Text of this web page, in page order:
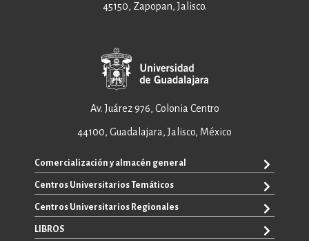
45150, Zapopan, Jalisco.
Av. Juárez 976, Colonia Centro
44100, Guadalajara, Jalisco, México
Comercialización y almacén general
+52 33 3640 6326
+52 33 3640 4595
ventas@editorial.udg.mx
Centros Universitarios Temáticos
CUAAD
CUCEA
Centros Universitarios Regionales
CUALTOS
LIBROS